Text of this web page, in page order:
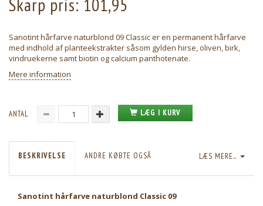
Skarp pris: 101,95
Sanotint hårfarve naturblond 09 Classic er en permanent hårfarve
med indhold af planteekstrakter såsom gylden hirse, oliven, birk,
vindruekerne samt biotin og calcium panthotenate.
Mere information
ANTAL LÆG I KURV
LÆS MERE...
BESKRIVELSE ANDRE KØBTE OGSÅ
Sanotint hårfarve naturblond Classic 09